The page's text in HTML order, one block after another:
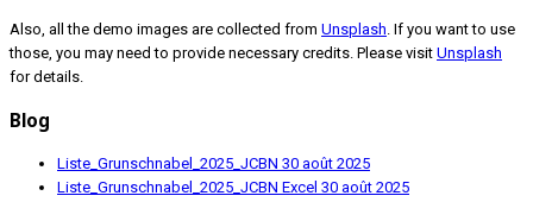
Also, all the demo images are collected from Unsplash . If you want to use
those, you may need to provide necessary credits. Please visit Unsplash
for details.
Blog
Liste_Grunschnabel_2025_JCBN 30 août 2025
Liste_Grunschnabel_2025_JCBN Excel 30 août 2025